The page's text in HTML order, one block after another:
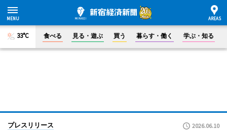
33°C 食べる 見る・遊ぶ 買う 暮らす・働く 学ぶ・知る
プレスリリース 2026.06.10